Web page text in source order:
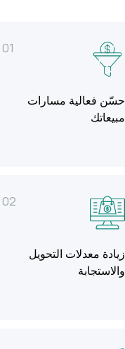
01
حسّن فعالية مسارات
مبيعاتك
02
زيادة معدلات التحويل
والاستجابة